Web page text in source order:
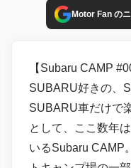
Motor Fan の
【Subaru CAMP
SUBARU好きの、
SUBARU車だけで
として、ここ数年
いるSubaru CAMP